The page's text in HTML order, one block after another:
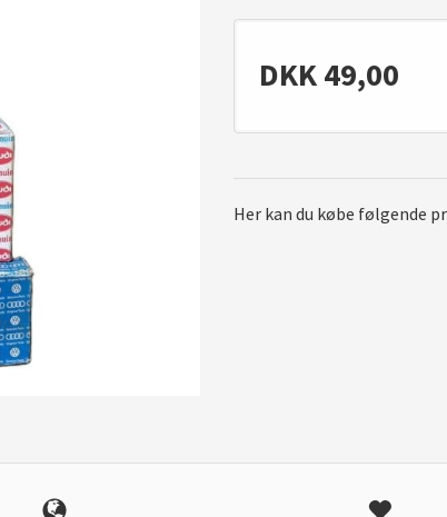
DKK49,00
Her kan du købe følgende